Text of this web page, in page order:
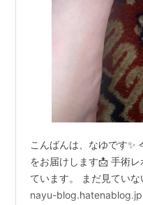
こんばんは、なゆです✨
をお届けします📩 手術
ています。 まだ見ていな
nayu-blog.hatenablog.jp